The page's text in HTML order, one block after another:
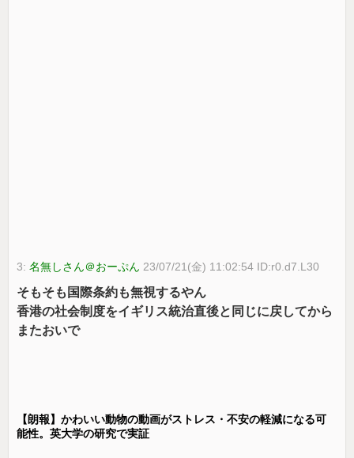
3:名無しさん＠おーぷん 23/07/21(金) 11:02:54 ID:r0.d7.L30
そもそも国際条約も無視するやん
香港の社会制度をイギリス統治直後と同じに戻してから
またおいで
【朗報】かわいい動物の動画がストレス・不安の軽減になる可
能性。英大学の研究で実証